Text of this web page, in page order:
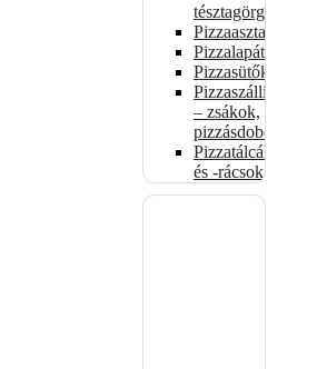
tésztagörgők
Pizzaasztalok
Pizzalapátok
Pizzasütők
Pizzaszállítás
– zsákok,
pizzásdobozok
Pizzatálcák
és -rácsok